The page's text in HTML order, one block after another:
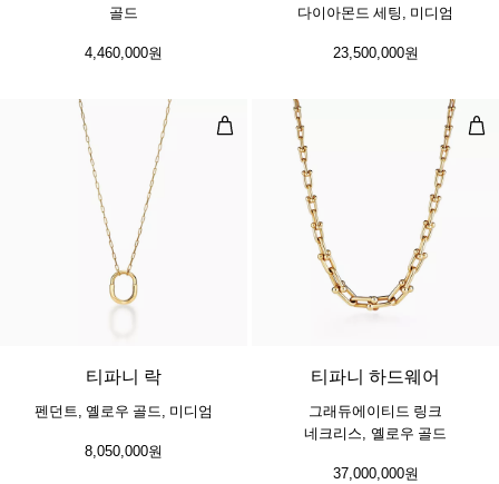
골드
4,460,000원
다이아몬드 세팅, 미디엄
23,500,000원
펜던트, 옐로우 골드, 미디엄
3 소재
티파니 락
펜던트, 옐로우 골드, 미디엄
8,050,000원
그
티파니 하드웨어
그래듀에이티드 링크
네크리스, 옐로우 골드
37,000,000원